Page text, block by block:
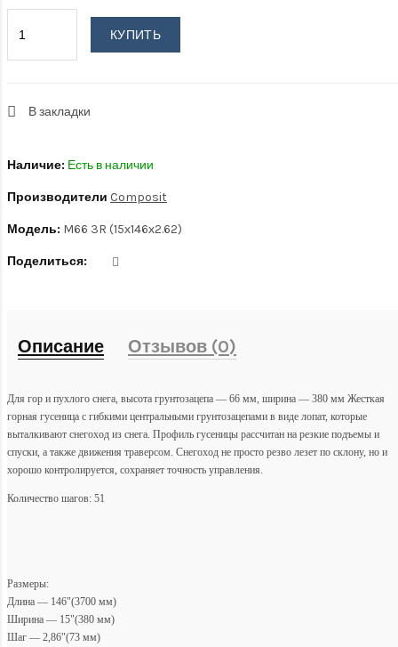
КУПИТЬ
В закладки
Наличие: Есть в наличии
Производители Composit
Модель: M66 3R (15х146х2.62)
Поделиться:
Описание Отзывов (0)
Для гор и пухлого снега, высота грунтозацепа — 66 мм, ширина — 380 мм Жесткая
горная гусеница с гибкими центральными грунтозацепами в виде лопат, которые
выталкивают снегоход из снега. Профиль гусеницы рассчитан на резкие подъемы и
спуски, а также движения траверсом. Снегоход не просто резво лезет по склону, но и
хорошо контролируется, сохраняет точность управления.
Количество шагов: 51
Размеры:
Длина — 146"(3700 мм)
Ширина — 15"(380 мм)
Шаг — 2,86"(73 мм)